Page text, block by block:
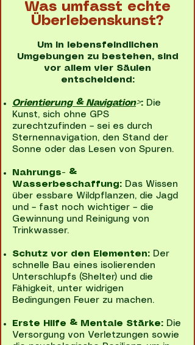
Was umfasst echte
Überlebenskunst?
Um in lebensfeindlichen
Umgebungen zu bestehen, sind
vor allem vier Säulen
entscheidend:
Orientierung & Navigation>: Die
Kunst, sich ohne GPS
zurechtzufinden – sei es durch
Sternennavigation, den Stand der
Sonne oder das Lesen von Spuren.
Nahrungs- &
Wasserbeschaffung: Das Wissen
über essbare Wildpflanzen, die Jagd
und – fast noch wichtiger – die
Gewinnung und Reinigung von
Trinkwasser.
Schutz vor den Elementen: Der
schnelle Bau eines isolierenden
Unterschlupfs (Shelter) und die
Fähigkeit, unter widrigen
Bedingungen Feuer zu machen.
Erste Hilfe & Mentale Stärke: Die
Versorgung von Verletzungen sowie